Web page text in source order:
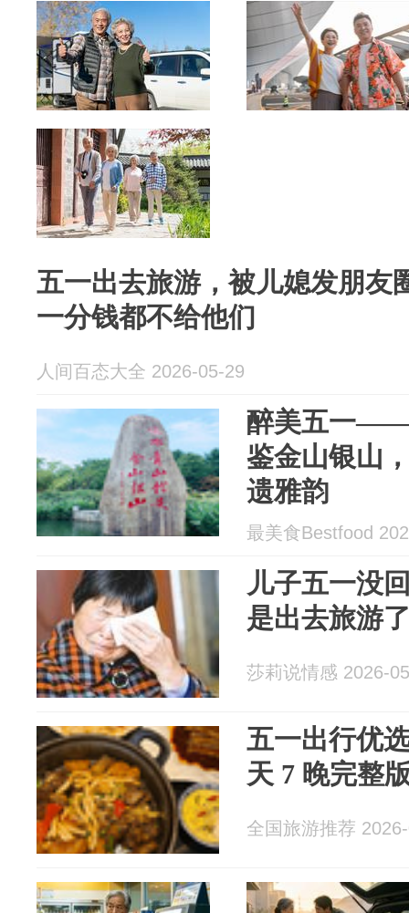
五一出去旅游，被儿媳发朋友
一分钱都不给他们
人间百态大全 2026-05-29
醉美五一——
鉴金山银山
遗雅韵
最美食Bestfood
儿子五一没
是出去旅游
莎莉说情感 2026-
五一出行优
天 7 晚完整
全国旅游推荐